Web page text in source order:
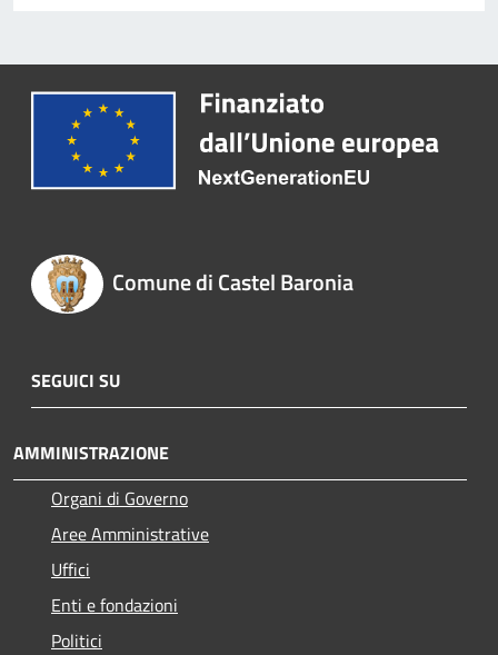
Comune di Castel Baronia
SEGUICI SU
AMMINISTRAZIONE
Organi di Governo
Aree Amministrative
Uffici
Enti e fondazioni
Politici